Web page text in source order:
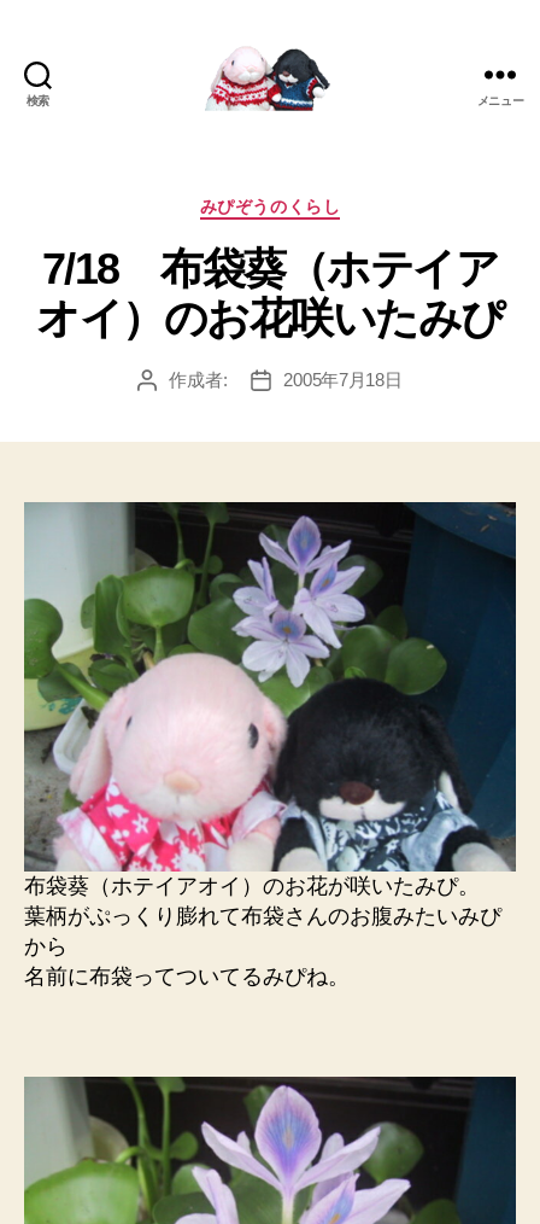
検索
ぴ
う
Blog
メニュー
カ
ゴ
リ
ー
みぴぞうのくらし
7/18 布袋葵（ホテイア
オイ）のお花咲いたみぴ
投
作成者:
投
2005年7月18日
布袋葵（ホテイアオイ）のお花が咲いたみぴ。
葉柄がぷっくり膨れて布袋さんのお腹みたいみぴ
から
名前に布袋ってついてるみぴね。